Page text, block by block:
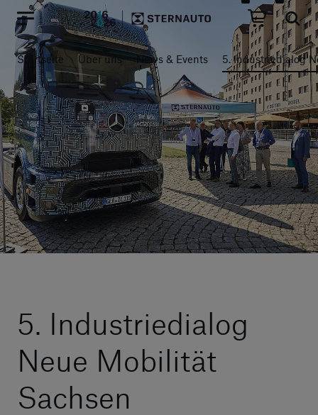
Hauptregion der Seite
Startseite Über uns News & Events 5. Industriedialog
5. Industriedialog
Neue Mobilität
Sachsen